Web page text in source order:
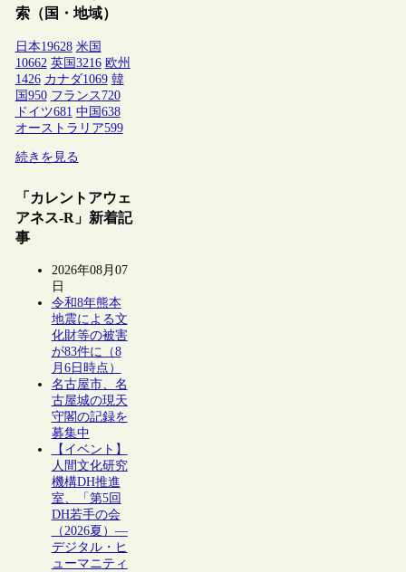
索（国・地域）
日本19628 米国
10662 英国3216 欧州
1426 カナダ1069 韓
国950 フランス 720
ドイツ681 中国638
オーストラリア599
続きを見る
「カレントアウェ
アネス-R」新着記
事
2026年08月07
日
令和8年熊本
地震による文
化財等の被害
が83件に（8
月6日時点）
名古屋市、名
古屋城の現天
守閣の記録を
募集中
【イベント】
人間文化研究
機構DH推進
室、「第5回
DH若手の会
（2026夏）―
デジタル・ヒ
ューマニティ